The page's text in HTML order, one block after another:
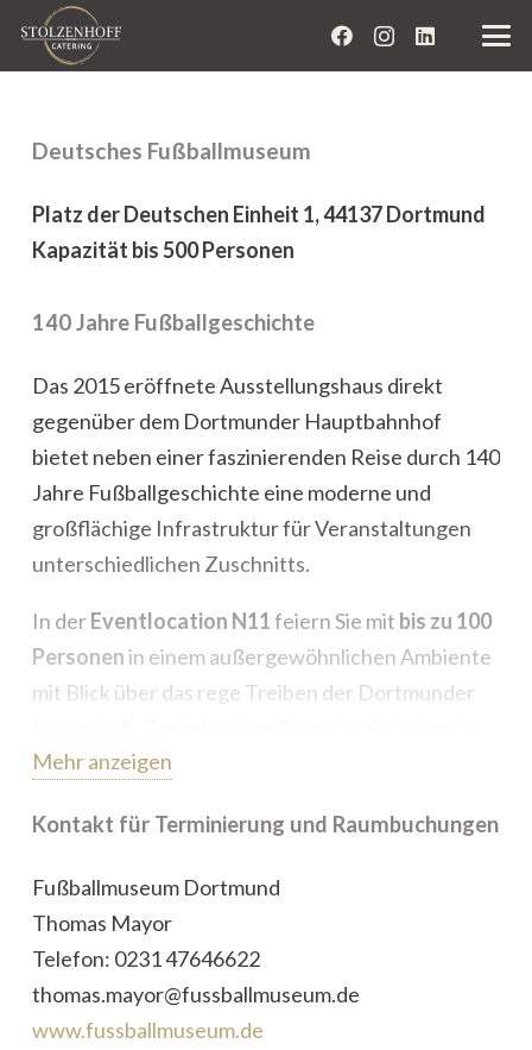
Deutsches Fußballmuseum
Platz der Deutschen Einheit 1, 44137 Dortmund
Kapazität bis 500 Personen
140 Jahre Fußballgeschichte
Das 2015 eröffnete Ausstellungshaus direkt
gegenüber dem Dortmunder Hauptbahnhof
bietet neben einer faszinierenden Reise durch 140
Jahre Fußballgeschichte eine moderne und
großflächige Infrastruktur für Veranstaltungen
unterschiedlichen Zuschnitts.
In derEventlocation N11feiern Sie mit bis zu 100
Personenin einem außergewöhnlichen Ambiente
mit Blick über das rege Treiben der Dortmunder
sein überdimensionales, abdunkelbares
Thekenbereich und flexible Mobiliarmodule.
Mit einer Kapazität vonbis zu 500 Personen
Multifunktionsarena
größte Eventfläche des Museums für private
Feiern. Integriert sind hochwertige und
leistungsstarke Anlagen für Catering und
Mehr anzeigen
Kontakt für Terminierung und Raumbuchungen
Fußballmuseum Dortmund
Thomas Mayor
Telefon: 0231 47646622
thomas.mayor@fussballmuseum.de
www.fussballmuseum.de